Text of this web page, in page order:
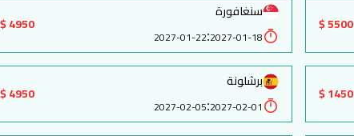
5500 $
سنغافورة
2027-01-18
:
2027-01-22
4950 $
1450 $
برشلونة
2027-02-01
:
2027-02-05
4950 $